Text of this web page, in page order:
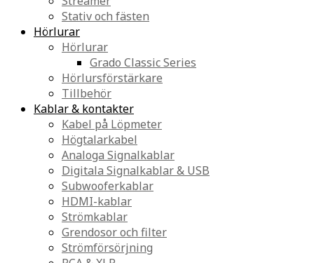
Stativ och fästen
Hörlurar
Hörlurar
Grado Classic Series
Hörlursförstärkare
Tillbehör
Kablar & kontakter
Kabel på Löpmeter
Högtalarkabel
Analoga Signalkablar
Digitala Signalkablar & USB
Subwooferkablar
HDMI-kablar
Strömkablar
Grendosor och filter
Strömförsörjning